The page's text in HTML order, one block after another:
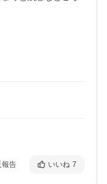
報告 いいね 7